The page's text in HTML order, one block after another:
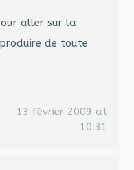
aller sur la
de toute
13 février 2009 at
10:31